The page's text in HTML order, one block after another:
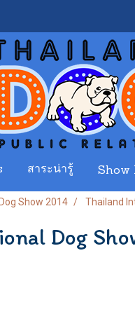
สาระน่ารู้ Show
Show 2014 Thailand
Dog